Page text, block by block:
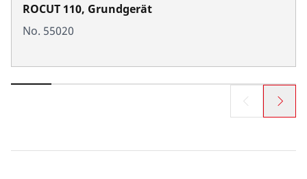
ROCUT 110, Grundgerät
No. 55020